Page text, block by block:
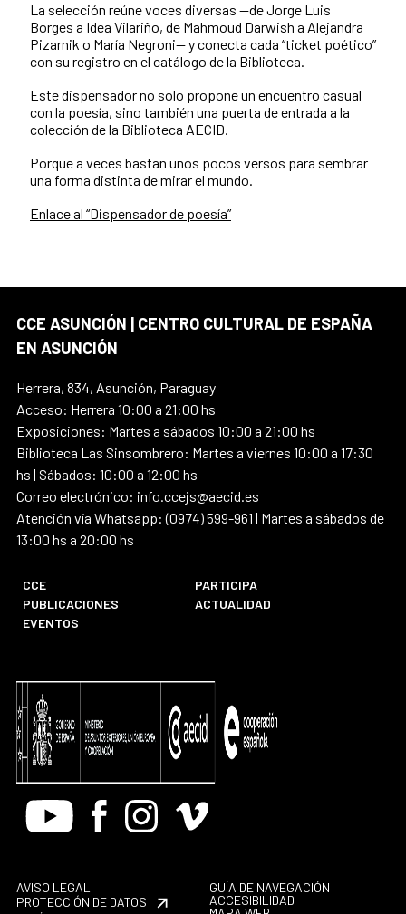
La selección reúne voces diversas —de Jorge Luis
Borges a Idea Vilariño, de Mahmoud Darwish a Alejandra
Pizarnik o María Negroni— y conecta cada “ticket poético”
con su registro en el catálogo de la Biblioteca.
Este dispensador no solo propone un encuentro casual
con la poesía, sino también una puerta de entrada a la
colección de la Biblioteca AECID.
Porque a veces bastan unos pocos versos para sembrar
una forma distinta de mirar el mundo.
Enlace al “Dispensador de poesía”
CCE ASUNCIÓN | CENTRO CULTURAL DE ESPAÑA
EN ASUNCIÓN
Herrera, 834, Asunción, Paraguay
Acceso: Herrera 10:00 a 21:00 hs
Exposiciones: Martes a sábados 10:00 a 21:00 hs
Biblioteca Las Sinsombrero: Martes a viernes 10:00 a 17:30
hs | Sábados: 10:00 a 12:00 hs
Correo electrónico: info.ccejs@aecid.es
Atención vía Whatsapp: (0974) 599-961 | Martes a sábados de
13:00 hs a 20:00 hs
CCE
PARTICIPA
PUBLICACIONES
ACTUALIDAD
EVENTOS
Youtube FacebookInstagram
Vimeo
AVISO LEGAL
PROTECCIÓN DE DATOS
GUÍA DE NAVEGACIÓN
ACCESIBILIDAD